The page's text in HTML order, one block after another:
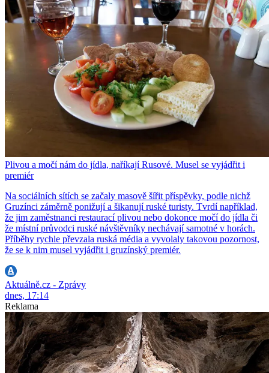
Plivou a močí nám do jídla, naříkají Rusové. Musel se vyjádřit i
premiér
Na sociálních sítích se začaly masově šířit příspěvky, podle nichž
Gruzínci záměrně ponižují a šikanují ruské turisty. Tvrdí například,
že jim zaměstnanci restaurací plivou nebo dokonce močí do jídla či
že místní průvodci ruské návštěvníky nechávají samotné v horách.
Příběhy rychle převzala ruská média a vyvolaly takovou pozornost,
že se k nim musel vyjádřit i gruzínský premiér.
Aktuálně.cz - Zprávy
dnes, 17:14
Reklama